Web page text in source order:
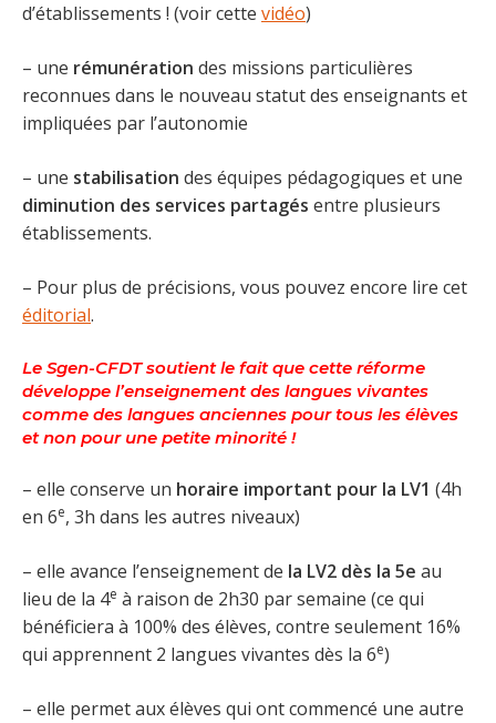
d’établissements ! (voir cette vidéo)
– une rémunération des missions particulières
reconnues dans le nouveau statut des enseignants et
impliquées par l’autonomie
– une stabilisation des équipes pédagogiques et une
diminution des services partagés entre plusieurs
établissements.
– Pour plus de précisions, vous pouvez encore lire cet
éditorial.
Le Sgen-CFDT soutient le fait que cette réforme
développe l’enseignement des langues vivantes
comme des langues anciennes pour tous les élèves
et non pour une petite minorité !
– elle conserve un horaire important pour la LV1 (4h
en 6e, 3h dans les autres niveaux)
– elle avance l’enseignement de la LV2 dès la 5e au
lieu de la 4e à raison de 2h30 par semaine (ce qui
bénéficiera à 100% des élèves, contre seulement 16%
qui apprennent 2 langues vivantes dès la 6e)
– elle permet aux élèves qui ont commencé une autre